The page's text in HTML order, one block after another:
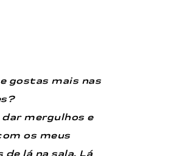
gostas mais nas
mergulhos e
os meus
de lá na sala. Lá